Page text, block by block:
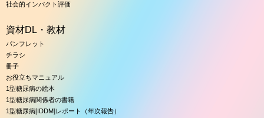
社会的インパクト評価
資材DL・教材
パンフレット
チラシ
冊子
お役立ちマニュアル
1型糖尿病の絵本
1型糖尿病関係者の書籍
1型糖尿病[IDDM]レポート（年次報告）